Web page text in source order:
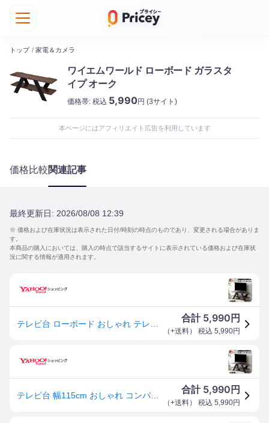
トップ / 家電＆カメラ
ワイエムワールド ローボード ガラスタ
イプ オーク
価格帯: 税込 5,990円 (3サイト)
本ページにはアフィリエイト広告を利用しています
価格比較関連記事
最終更新日: 2026/08/08 12:39
※ 価格および在庫状況は表示された日付/時刻の時点のものであり、変更される場合がありま
す。
本商品の購入においては、購入の時点で該当するサイトに表示されている価格および在庫状
況に関する情報が適用されます。
合計 5,990 円
（+送料） 税込 5,990円
合計 5,990 円
（+送料） 税込 5,990円